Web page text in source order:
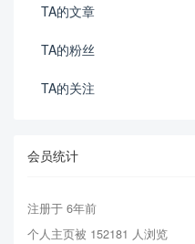
TA的文章
TA的粉丝
TA的关注
会员统计
注册于 6年前
个人主页被 152181 人浏览